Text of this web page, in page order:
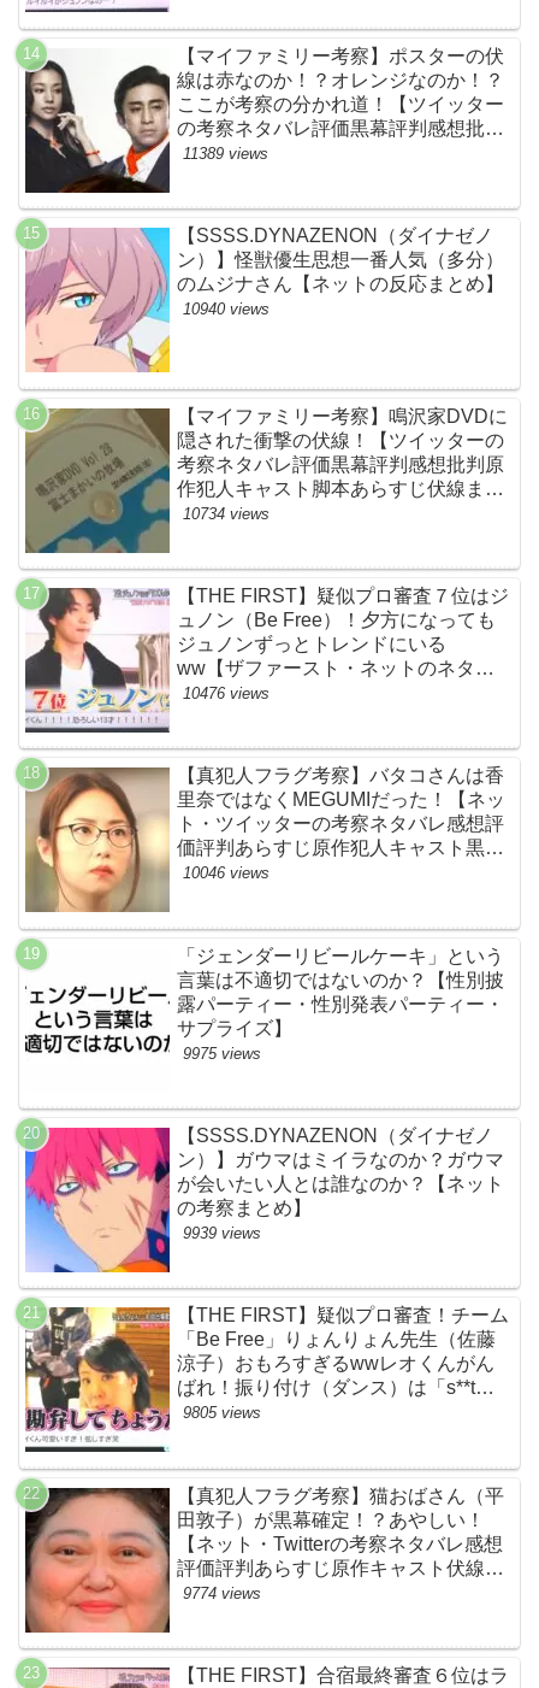
【マイファミリー考察】ポスターの伏
線は赤なのか！？オレンジなのか！？
ここが考察の分かれ道！【ツイッター
の考察ネタバレ評価黒幕評判感想批判
原作犯人キャスト脚本あらすじ伏線ま
11389 views
【SSSS.DYNAZENON（ダイナゼノ
ン）】怪獣優生思想一番人気（多分）
のムジナさん【ネットの反応まとめ】
10940 views
【マイファミリー考察】鳴沢家DVDに
隠された衝撃の伏線！【ツイッターの
考察ネタバレ評価黒幕評判感想批判原
作犯人キャスト脚本あらすじ伏線まと
め】
10734 views
【THE FIRST】疑似プロ審査７位はジ
ュノン（Be Free）！夕方になっても
ジュノンずっとトレンドにいる
ww【ザファースト・ネットのネタバ
レ感想考察まとめ・スッキリ・
10476 views
【真犯人フラグ考察】バタコさんは香
里奈ではなくMEGUMIだった！【ネッ
ト・ツイッターの考察ネタバレ感想評
価評判あらすじ原作犯人キャスト黒幕
伏線まとめ】
10046 views
「ジェンダーリビールケーキ」という
言葉は不適切ではないのか？【性別披
露パーティー・性別発表パーティー・
サプライズ】
9975 views
【SSSS.DYNAZENON（ダイナゼノ
ン）】ガウマはミイラなのか？ガウマ
が会いたい人とは誰なのか？【ネット
の考察まとめ】
9939 views
【THE FIRST】疑似プロ審査！チーム
「Be Free」りょんりょん先生（佐藤
涼子）おもろすぎるwwレオくんがん
ばれ！振り付け（ダンス）は「s**t
kingz」のOguri・Kazuki！豪華！【ネ
BE:FIRST・ビーファースト】
9805 views
【真犯人フラグ考察】猫おばさん（平
田敦子）が黒幕確定！？あやしい！
【ネット・Twitterの考察ネタバレ感想
評価評判あらすじ原作キャスト伏線ま
とめ】
9774 views
【THE FIRST】合宿最終審査６位はラ